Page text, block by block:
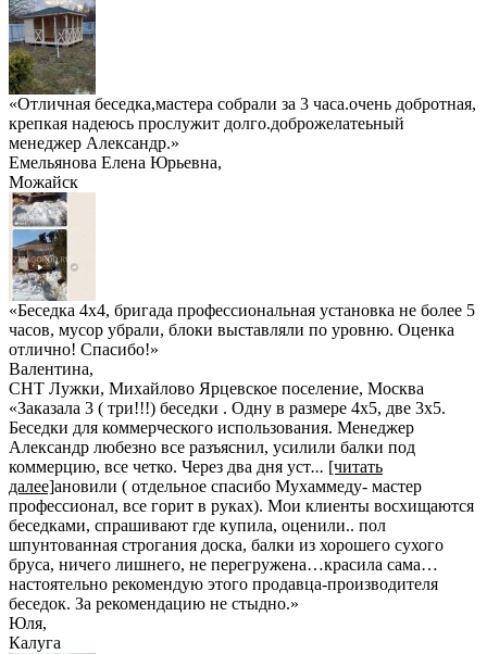
«Отличная беседка,мастера собрали за 3 часа.очень добротная,
крепкая надеюсь прослужит долго.доброжелатеьный
менеджер Александр.»
Емельянова Елена Юрьевна,
Можайск
«Беседка 4х4, бригада профессиональная установка не более 5
часов, мусор убрали, блоки выставляли по уровню. Оценка
отлично! Спасибо!»
Валентина,
СНТ Лужки, Михайлово Ярцевское поселение, Москва
«Заказала 3 ( три!!!) беседки . Одну в размере 4х5, две 3х5.
Беседки для коммерческого использования. Менеджер
Александр любезно все разъяснил, усилили балки под
коммерцию, все четко. Через два дня уст... [читать
далее]ановили ( отдельное спасибо Мухаммеду- мастер
профессионал, все горит в руках). Мои клиенты восхищаются
беседками, спрашивают где купила, оценили.. пол
шпунтованная строгания доска, балки из хорошего сухого
бруса, ничего лишнего, не перегружена…красила сама…
настоятельно рекомендую этого продавца-производителя
беседок. За рекомендацию не стыдно.»
Юля,
Калуга